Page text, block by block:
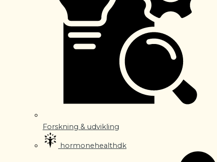
Forskning & udvikling
hormonehealthdk